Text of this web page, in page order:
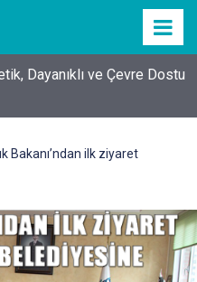
Dayanıklı ve Çevre Dostu
Bakanı’ndan ilk ziyaret